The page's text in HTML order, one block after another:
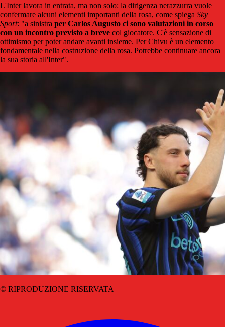
L'Inter lavora in entrata, ma non solo: la dirigenza nerazzurra vuole
confermare alcuni elementi importanti della rosa, come spiega Sky
Sport: "a sinistra per Carlos Augusto ci sono valutazioni in corso
con un incontro previsto a breve col giocatore. C'è sensazione di
ottimismo per poter andare avanti insieme. Per Chivu è un elemento
fondamentale nella costruzione della rosa. Potrebbe continuare ancora
la sua storia all'Inter".
© RIPRODUZIONE RISERVATA